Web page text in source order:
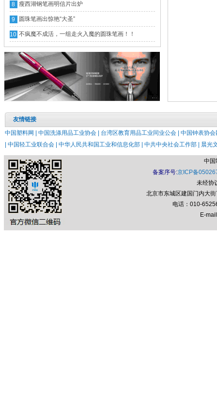
8 瘦西湖钢笔画明信片出炉
9 圆珠笔画出惊艳“大圣”
10 不疯魔不成活，一组走火入魔的圆珠笔画！！
友情链接
中国塑料网 |中国洗涤用品工业协会 | 台湾区教育用品工业同业公会 |中国钟表协
|中国轻工业联合会 |中华人民共和国工业和信息化部 |中共中央社会工作部 | 晨光
中
备案序号:京ICP备
未经协
北京市东城区建国门内大
电话：010-
E-